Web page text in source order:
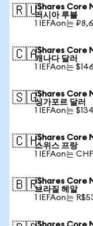
🇷🇺iShares Core
러시아 루블
1 IEFAon는
🇨🇦iShares Core
캐나다 달러
1 IEFAon는
🇸🇬iShares Core
싱가포르 달러
1 IEFAon는
🇨🇭iShares Core
스위스 프랑
1 IEFAon는
🇧🇷iShares Core
브라질 헤알
1 IEFAon는